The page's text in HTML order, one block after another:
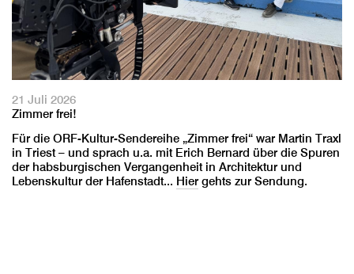
21 Juli 2026
Zimmer frei!
Für die ORF-Kultur-Sendereihe „Zimmer frei“ war Martin Traxl
in Triest – und sprach u.a. mit Erich Bernard über die Spuren
der habsburgischen Vergangenheit in Architektur und
Lebenskultur der Hafenstadt... Hiergehts zur Sendung.